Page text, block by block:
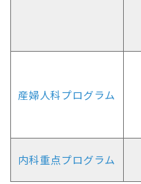
産婦人科プログラム
内科重点プログラム